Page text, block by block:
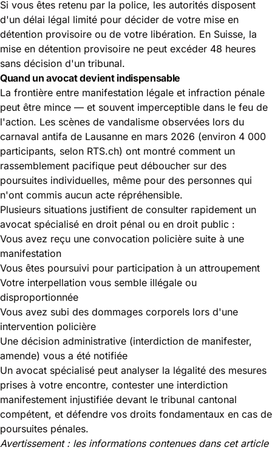
Si vous êtes retenu par la police, les autorités disposent
d'un délai légal limité pour décider de votre mise en
détention provisoire ou de votre libération. En Suisse, la
mise en détention provisoire ne peut excéder 48 heures
sans décision d'un tribunal.
Quand un avocat devient indispensable
La frontière entre manifestation légale et infraction pénale
peut être mince — et souvent imperceptible dans le feu de
l'action. Les scènes de vandalisme observées lors du
carnaval antifa de Lausanne en mars 2026 (environ 4 000
participants, selon RTS.ch) ont montré comment un
rassemblement pacifique peut déboucher sur des
poursuites individuelles, même pour des personnes qui
n'ont commis aucun acte répréhensible.
Plusieurs situations justifient de consulter rapidement un
avocat spécialisé en droit pénal ou en droit public :
Vous avez reçu une convocation policière suite à une
manifestation
Vous êtes poursuivi pour participation à un attroupement
Votre interpellation vous semble illégale ou
disproportionnée
Vous avez subi des dommages corporels lors d'une
intervention policière
Une décision administrative (interdiction de manifester,
amende) vous a été notifiée
Un avocat spécialisé peut analyser la légalité des mesures
prises à votre encontre, contester une interdiction
manifestement injustifiée devant le tribunal cantonal
compétent, et défendre vos droits fondamentaux en cas de
poursuites pénales.
Avertissement : les informations contenues dans cet article